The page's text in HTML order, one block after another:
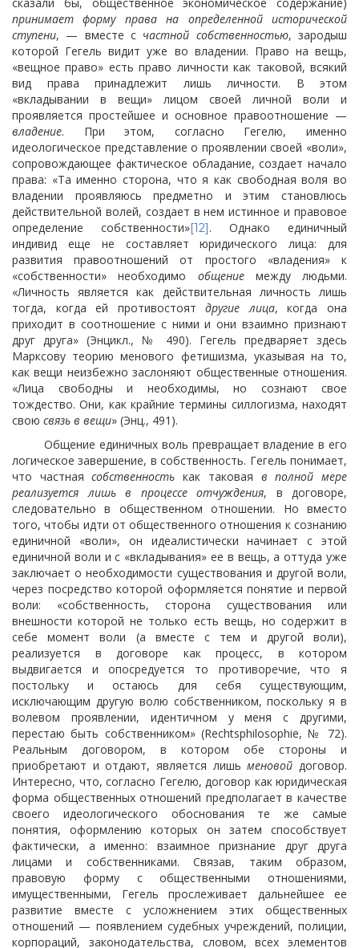
принимает форму права на определенной исторической
ступени, — вместе с частной собственностью, зародыш
которой Гегель видит уже во владении. Право на вещь,
«вещное право» есть право личности как таковой, всякий
вид права принадлежит лишь личности. В этом
«вкладывании в вещи» лицом своей личной воли и
проявляется простейшее и основное правоотношение —
владение. При этом, согласно Гегелю, именно
идеологическое представление о проявлении своей «воли»,
сопровождающее фактическое обладание, создает начало
права: «Та именно сторона, что я как свободная воля во
владении проявляюсь предметно и этим становлюсь
действительной волей, создает в нем истинное и правовое
определение собственности»[12]. Однако единичный
индивид еще не составляет юридического лица: для
развития правоотношений от простого «владения» к
«собственности» необходимо общениемежду людьми.
«Личность является как действительная личность лишь
тогда, когда ей противостоятдругие лица, когда она
приходит в соотношение с ними и они взаимно признают
друг друга» (Энцикл., № 490). Гегель предваряет здесь
Марксову теорию менового фетишизма, указывая на то,
как вещи неизбежно заслоняют общественные отношения.
«Лица свободны и необходимы, но сознают свое
тождество. Они, как крайние термины силлогизма, находят
свою связь в вещи» (Энц., 491).
Общение единичных воль превращает владение в его
логическое завершение, в собственность. Гегель понимает,
что частнаясобственность как таковая в полной мере
реализуется лишь в процессе отчуждения, в договоре,
следовательно в общественном отношении. Но вместо
того, чтобы идти от общественного отношения к сознанию
единичной «воли», он идеалистически начинает с этой
единичной воли и с «вкладывания» ее в вещь, а оттуда уже
заключает о необходимости существования и другой воли,
через посредство которой оформляется понятие и первой
воли: «собственность, сторона существования или
внешности которой не только есть вещь, но содержит в
себе момент воли (а вместе с тем и другой воли),
реализуется в договоре как процесс, в котором
выдвигается и опосредуется то противоречие, что я
постольку и остаюсь для себя существующим,
исключающим другую волю собственником, поскольку я в
волевом проявлении, идентичном у меня с другими,
перестаю быть собственником» (Rechtsphilosophie, № 72).
Реальным договором, в котором обе стороны и
приобретают и отдают, является лишьменовой договор.
Интересно, что, согласно Гегелю, договор как юридическая
форма общественных отношений предполагает в качестве
своего идеологического обоснования те же самые
понятия, оформлению которых он затем способствует
фактически, а именно: взаимное признание друг друга
лицами и собственниками. Связав, таким образом,
правовую форму с общественными отношениями,
имущественными, Гегель прослеживает дальнейшее ее
развитие вместе с усложнением этих общественных
отношений — появлением судебных учреждений, полиции,
корпораций, законодательства, словом, всех элементов